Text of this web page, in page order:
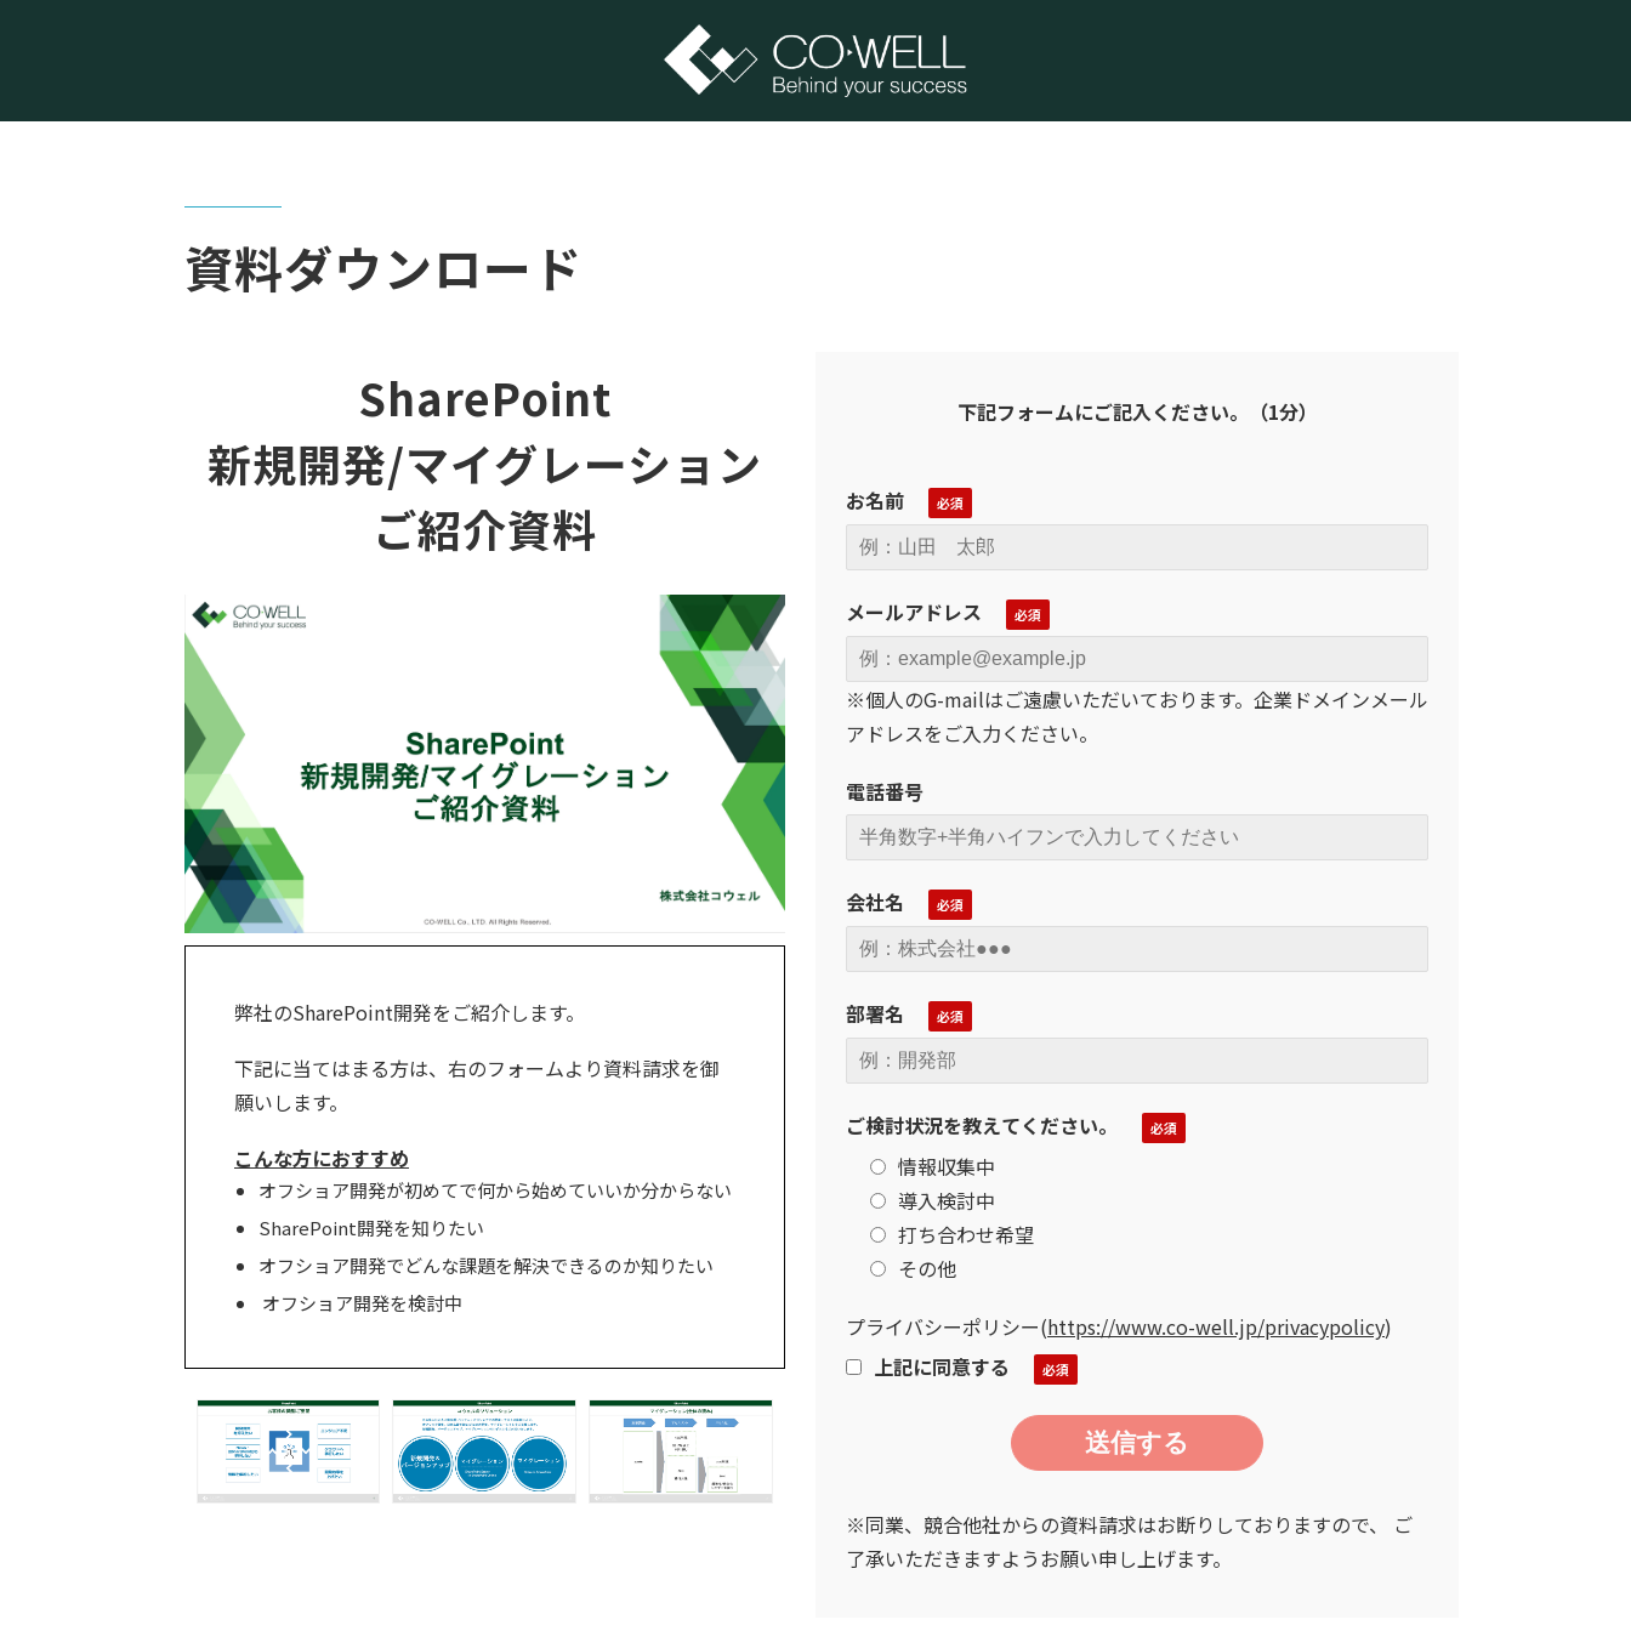
資料ダウンロード
SharePoint
新規開発/マイグレーション
ご紹介資料
弊社のSharePoint開発をご紹介します。
下記に当てはまる方は、右のフォームより資料請求を御
願いします。
こんな方におすすめ
オフショア開発が初めてで何から始めていいか分からない
SharePoint開発を知りたい
オフショア開発でどんな課題を解決できるのか知りたい
オフショア開発を検討中
下記フォームにご記入ください。（1分）
お名前
メールアドレス
※個人のG-mailはご遠慮いただいております。企業ドメインメール
アドレスをご入力ください。
電話番号
会社名
部署名
ご検討状況を教えてください。
情報収集中
導入検討中
打ち合わせ希望
その他
プライバシーポリシー(https://www.co-well.jp/privacypolicy)
上記に同意する
※同業、競合他社からの資料請求はお断りしておりますので、 ご
了承いただきますようお願い申し上げます。